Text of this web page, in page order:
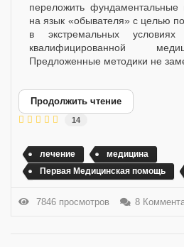
переложить фундаментальные
на язык «обывателя» с целью
в экстремальных условиях
квалифицированной
Предложенные методики не
Продолжить чтение
14
лечение
медицина
Первая Медицинская помощь
7846 просмотров 8